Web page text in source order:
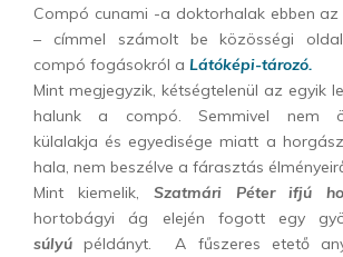
Compó cunami -a doktorhalak ebben az
– címmel számolt be közösségi
compó fogásokról a Látóképi-tározó.
Mint megjegyzik, kétségtelenül az egyik
halunk a compó. Semmivel nem
külalakja és egyedisége miatt a
hala, nem beszélve a fárasztás
Mint kiemelik, Szatmári Péter ifjú
hortobágyi ág elején fogott egy
súlyú példányt. A fűszeres etető